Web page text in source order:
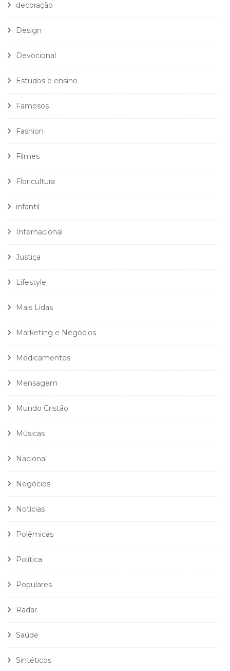
decoração
Design
Devocional
Estudos e ensino
Famosos
Fashion
Filmes
Floricultura
infantil
Internacional
Justiça
Lifestyle
Mais Lidas
Marketing e Negócios
Medicamentos
Mensagem
Mundo Cristão
Músicas
Nacional
Negócios
Notícias
Polêmicas
Política
Populares
Radar
Saúde
Sintéticos